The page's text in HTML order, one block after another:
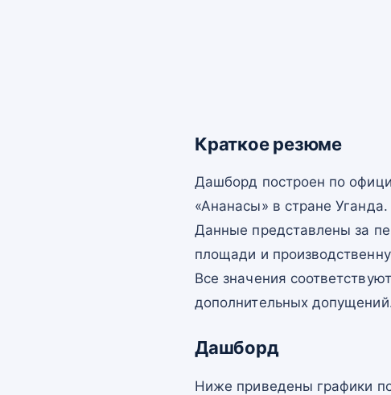
Краткое резюме
Дашборд построен по
«Ананасы» в стране Уганда.
Данные представлены за
площади и
Все значения
дополнительных
Дашборд
Ниже приведены графики